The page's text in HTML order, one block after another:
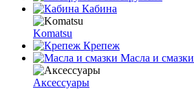
Кабина
Komatsu
Крепеж
Масла и смазки
Аксессуары